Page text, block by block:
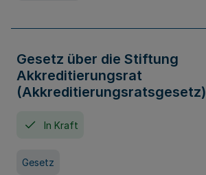
Gesetz über die Stiftung
Akkreditierungsrat
(Akkreditierungsratsgesetz)
In Kraft
Gesetz